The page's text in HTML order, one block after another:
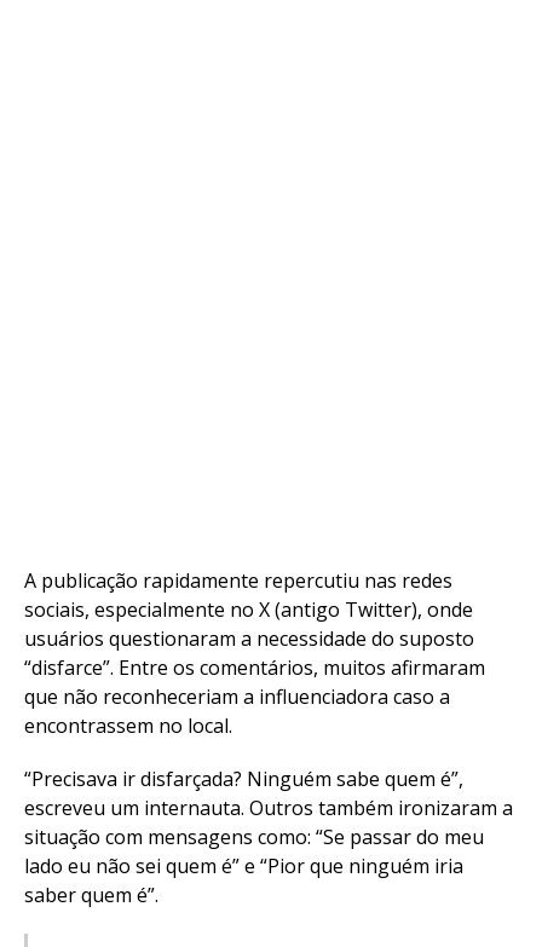
A publicação rapidamente repercutiu nas redes
sociais, especialmente no X (antigo Twitter), onde
usuários questionaram a necessidade do suposto
“disfarce”. Entre os comentários, muitos afirmaram
que não reconheceriam a influenciadora caso a
encontrassem no local.
“Precisava ir disfarçada? Ninguém sabe quem é”,
escreveu um internauta. Outros também ironizaram a
situação com mensagens como: “Se passar do meu
lado eu não sei quem é” e “Pior que ninguém iria
saber quem é”.